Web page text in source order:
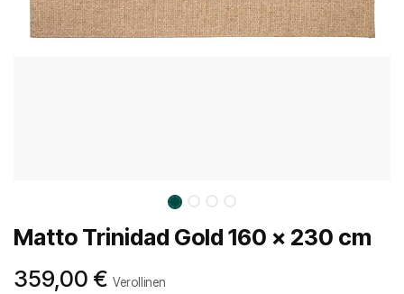
Matto Trinidad Gold 160 x 230 cm
359,00 € Verollinen